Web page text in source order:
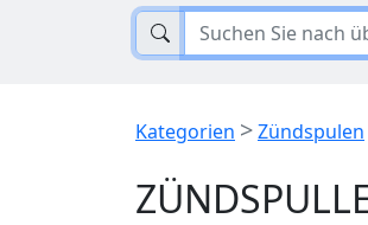
Kategorien >Zündspulen